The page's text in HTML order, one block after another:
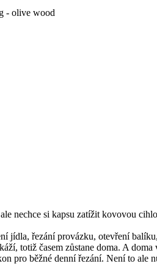
- olive wood
nechce si kapsu zatížit kovovou
jídla, řezání provázku, otevření
totiž časem zůstane doma. A doma
běžné denní řezání. Není to ale